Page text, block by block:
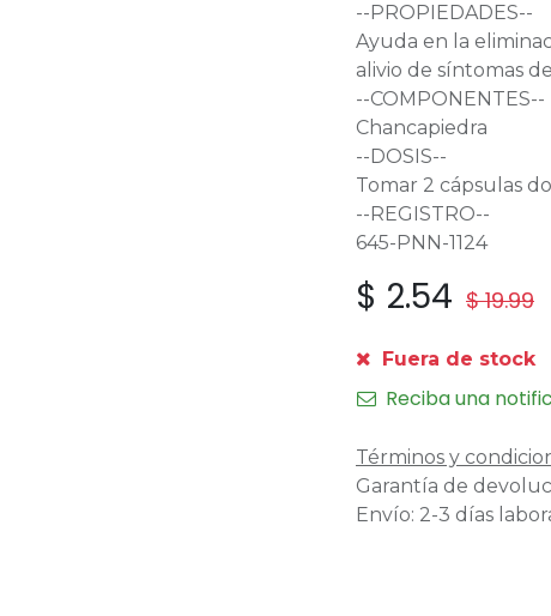
--PROPIEDADES--
Ayuda en la
alivio de síntomas
--COMPONENTES--
Chancapiedra
--DOSIS--
Tomar 2 cápsulas
--REGISTRO--
645-PNN-1124
$ 2.54 $19.99
Fuera de stock
Reciba una
Términos y
Garantía de
Envío: 2-3 días